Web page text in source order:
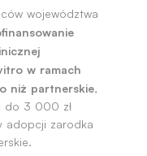
województwa
w ramach
niż partnerskie,
do 3 000 zł
adopcji zarodka